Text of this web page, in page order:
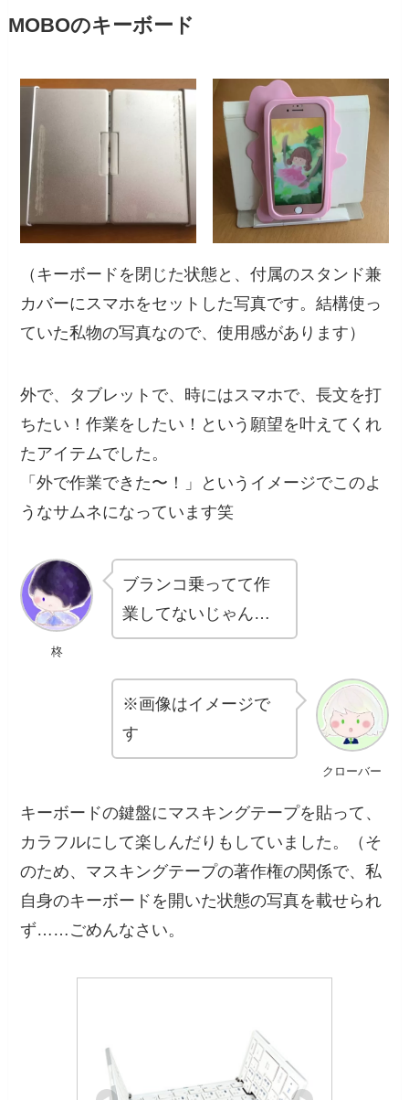
MOBOのキーボード
（キーボードを閉じた状態と、付属のスタンド兼
カバーにスマホをセットした写真です。結構使っ
ていた私物の写真なので、使用感があります）
外で、タブレットで、時にはスマホで、長文を打
ちたい！作業をしたい！という願望を叶えてくれ
たアイテムでした。
「外で作業できた〜！」というイメージでこのよ
うなサムネになっています笑
柊
ブランコ乗ってて作
業してないじゃん…
クローバー
※画像はイメージで
す
キーボードの鍵盤にマスキングテープを貼って、
カラフルにして楽しんだりもしていました。（そ
のため、マスキングテープの著作権の関係で、私
自身のキーボードを開いた状態の写真を載せられ
ず……ごめんなさい。